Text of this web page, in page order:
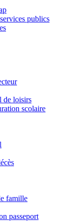
publics
de loisirs
scolaire
famille
passeport